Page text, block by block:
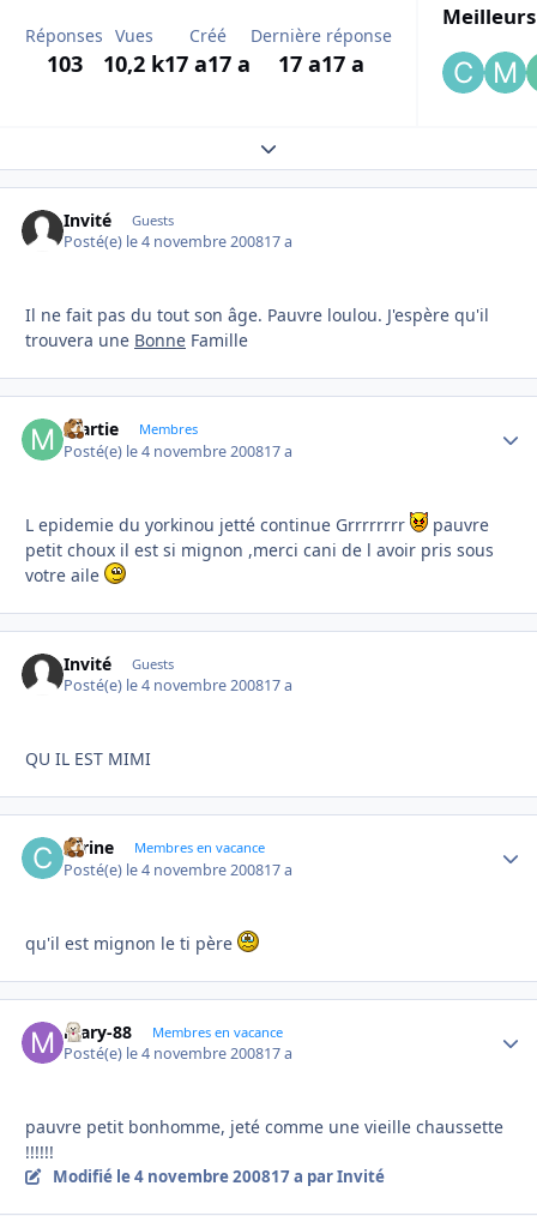
Réponses
103
Vues
10,2 k
Créé
17 a17 a
Dernière réponse
17 a17 a
Expand topic overview
Invité Guests
Posté(e) le 4 novembre 200817 a
Il ne fait pas du tout son âge. Pauvre loulou. J'espère qu'il
trouvera une Bonne Famille
martie Membres
Posté(e) le 4 novembre 200817 a
L epidemie du yorkinou jetté continue Grrrrrrrr
pauvre
petit choux il est si mignon ,merci cani de l avoir pris sous
votre aile
Invité Guests
Posté(e) le 4 novembre 200817 a
QU IL EST MIMI
carine Membres en vacance
Posté(e) le 4 novembre 200817 a
qu'il est mignon le ti père
mary-88 Membres en vacance
Posté(e) le 4 novembre 200817 a
pauvre petit bonhomme, jeté comme une vieille chaussette
!!!!!!
Modifié le 4 novembre 200817 a par Invité